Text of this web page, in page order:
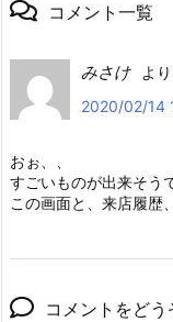
コメント一覧
みさけ
よ
2020/02/14
おぉ、、
すごいものが出来そう
この画面と、来店履歴
コメントをどう